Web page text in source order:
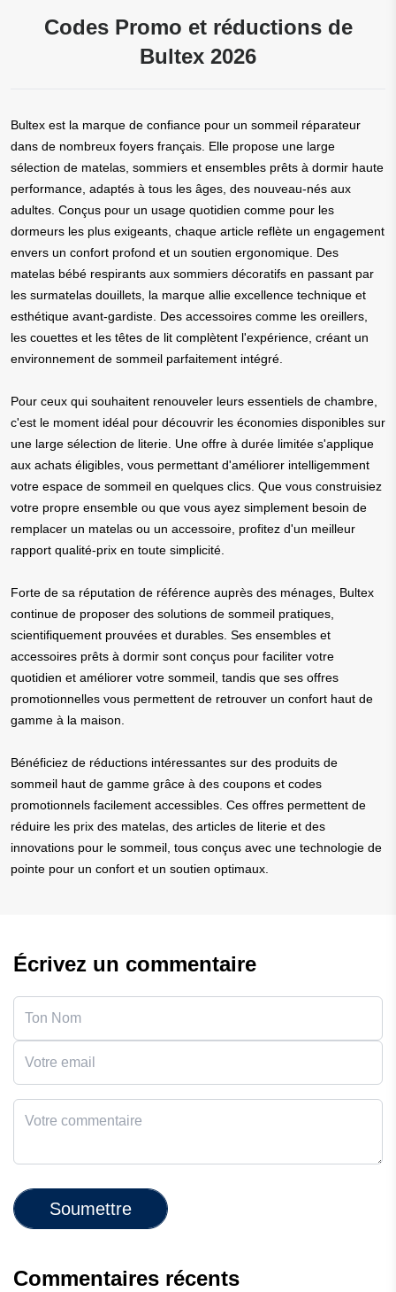
Codes Promo et réductions de
Bultex 2026
Bultex est la marque de confiance pour un sommeil réparateur
dans de nombreux foyers français. Elle propose une large
sélection de matelas, sommiers et ensembles prêts à dormir haute
performance, adaptés à tous les âges, des nouveau-nés aux
adultes. Conçus pour un usage quotidien comme pour les
dormeurs les plus exigeants, chaque article reflète un engagement
envers un confort profond et un soutien ergonomique. Des
matelas bébé respirants aux sommiers décoratifs en passant par
les surmatelas douillets, la marque allie excellence technique et
esthétique avant-gardiste. Des accessoires comme les oreillers,
les couettes et les têtes de lit complètent l'expérience, créant un
environnement de sommeil parfaitement intégré.
Pour ceux qui souhaitent renouveler leurs essentiels de chambre,
c'est le moment idéal pour découvrir les économies disponibles sur
une large sélection de literie. Une offre à durée limitée s'applique
aux achats éligibles, vous permettant d'améliorer intelligemment
votre espace de sommeil en quelques clics. Que vous construisiez
votre propre ensemble ou que vous ayez simplement besoin de
remplacer un matelas ou un accessoire, profitez d'un meilleur
rapport qualité-prix en toute simplicité.
Forte de sa réputation de référence auprès des ménages, Bultex
continue de proposer des solutions de sommeil pratiques,
scientifiquement prouvées et durables. Ses ensembles et
accessoires prêts à dormir sont conçus pour faciliter votre
quotidien et améliorer votre sommeil, tandis que ses offres
promotionnelles vous permettent de retrouver un confort haut de
gamme à la maison.
Bénéficiez de réductions intéressantes sur des produits de
sommeil haut de gamme grâce à des coupons et codes
promotionnels facilement accessibles. Ces offres permettent de
réduire les prix des matelas, des articles de literie et des
innovations pour le sommeil, tous conçus avec une technologie de
pointe pour un confort et un soutien optimaux.
Écrivez un commentaire
Soumettre
Commentaires récents